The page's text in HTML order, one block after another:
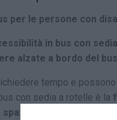
per le persone con
in bus con
alzate a bordo del
tempo e
con sedia a rotelle è la
per parcheggiare